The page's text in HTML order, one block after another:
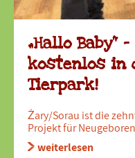
„Hallo Baby“
kostenlos in
Tierpark!
Żary/Sorau ist die
Projekt für
weiterlesen